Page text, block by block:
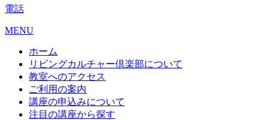
電話
MENU
ホーム
リビングカルチャー倶楽部について
教室へのアクセス
ご利用の案内
講座の申込みについて
注目の講座から探す